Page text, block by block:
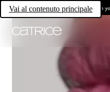
Vai al contenuto principaleOwn
Tutto per le labbra.
Per chi